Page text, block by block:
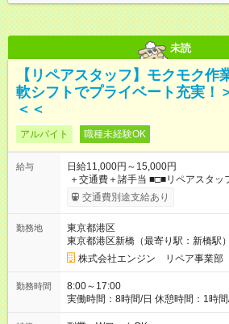
未読
【リペアスタッフ】モクモク作
軟シフトでプライベート充実！
＜＜
アルバイト 職種未経験OK
給与
日給11,000円～15,000円
＋交通費＋諸手当 ■□■リペアスタッフ経験者の方は…■□■ 技術
チェック後に日給を決定します！ ・
倍』！ ・その他手当により『1.5倍
交通費規定支給 ◆残業手当あり ◆子
(2，000円/1日) ※宿泊を伴う現場の場合 ◆先輩スタッフの給
﹋﹋﹋﹋﹋﹋﹋﹋﹋﹋﹋ ・週5日勤
×20勤務 ＞＞月収22万円＋諸手当 【試用期間】試用期間あり 試
用期間の長さ：6ヶ月 ※ 雇用形態と
分があります。 雇用形態：本採用時
円 121勤務目から日給1万1，000円～
交通費別途支給あり
勤務地
東京都港区
東京都港区新橋（最寄り駅：新橋駅）
株式会社エンジン リペア事業部
勤務時間
8:00～17:00
実働時間：8時間/日 休憩時間：1時
★週5日入れる方大歓迎！※日時相